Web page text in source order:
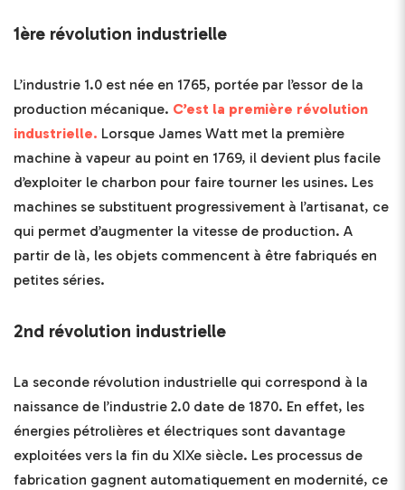
1ère révolution industrielle
L’industrie 1.0 est née en 1765, portée par l’essor de la
production mécanique. C’est la première révolution
industrielle. Lorsque James Watt met la première
machine à vapeur au point en 1769, il devient plus facile
d’exploiter le charbon pour faire tourner les usines. Les
machines se substituent progressivement à l’artisanat, ce
qui permet d’augmenter la vitesse de production. A
partir de là, les objets commencent à être fabriqués en
petites séries.
2nd révolution industrielle
La seconde révolution industrielle qui correspond à la
naissance de l’industrie 2.0 date de 1870. En effet, les
énergies pétrolières et électriques sont davantage
exploitées vers la fin du XIXe siècle. Les processus de
fabrication gagnent automatiquement en modernité, ce